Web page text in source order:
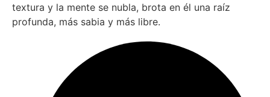
textura y la mente se nubla, brota en él una raíz
profunda, más sabia y más libre.